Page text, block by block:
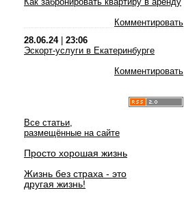
Комментировать
28.06.24| 23:06
Эскорт-услуги в Екатеринбурге
Комментировать
Все статьи,
размещённые на сайте
Просто хорошая жизнь
Жизнь без страха - это
другая жизнь!